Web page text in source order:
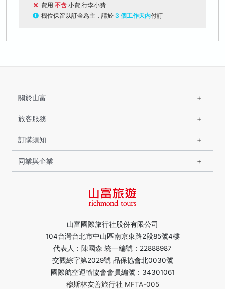
費用 不含 小費,行李小費
機位保留以訂金為主，請於 3 個工作天內付訂
山富國際旅行社股份有限公司
104台灣台北市中山區南京東路2段85號4樓
代表人：陳國森 統一編號：22888987
交觀綜字第2029號 品保協會北0030號
國際航空運輸協會會員編號：34301061
穆斯林友善旅行社 MFTA-005
關於山富
旅客服務
訂購須知
同業與企業